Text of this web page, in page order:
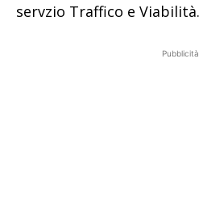
servzio Traffico e Viabilità.
Pubblicità